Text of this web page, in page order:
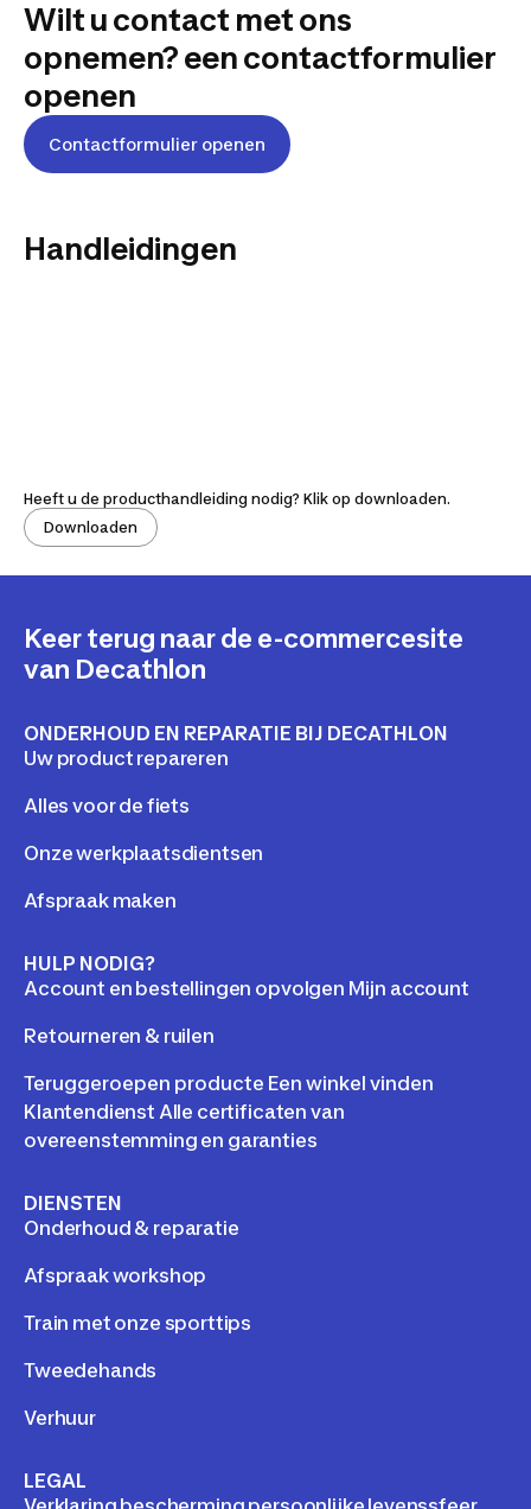
Wilt u contact met ons
opnemen? een contactformulier
openen
Contactformulier openen
Handleidingen
Heeft u de producthandleiding nodig? Klik op downloaden.
Downloaden
Keer terug naar de e-commercesite
van Decathlon
ONDERHOUD EN REPARATIE BIJ DECATHLON
Uw product repareren
Alles voor de fiets
Onze werkplaatsdientsen
Afspraak maken
HULP NODIG?
Account en bestellingen opvolgen Mijn account
Retourneren & ruilen
Teruggeroepen producte Een winkel vinden
Klantendienst Alle certificaten van
overeenstemming en garanties
DIENSTEN
Onderhoud & reparatie
Afspraak workshop
Train met onze sporttips
Tweedehands
Verhuur
LEGAL